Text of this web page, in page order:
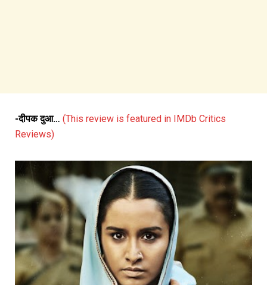
-दीपक दुआ… (This review is featured in IMDb Critics
Reviews)